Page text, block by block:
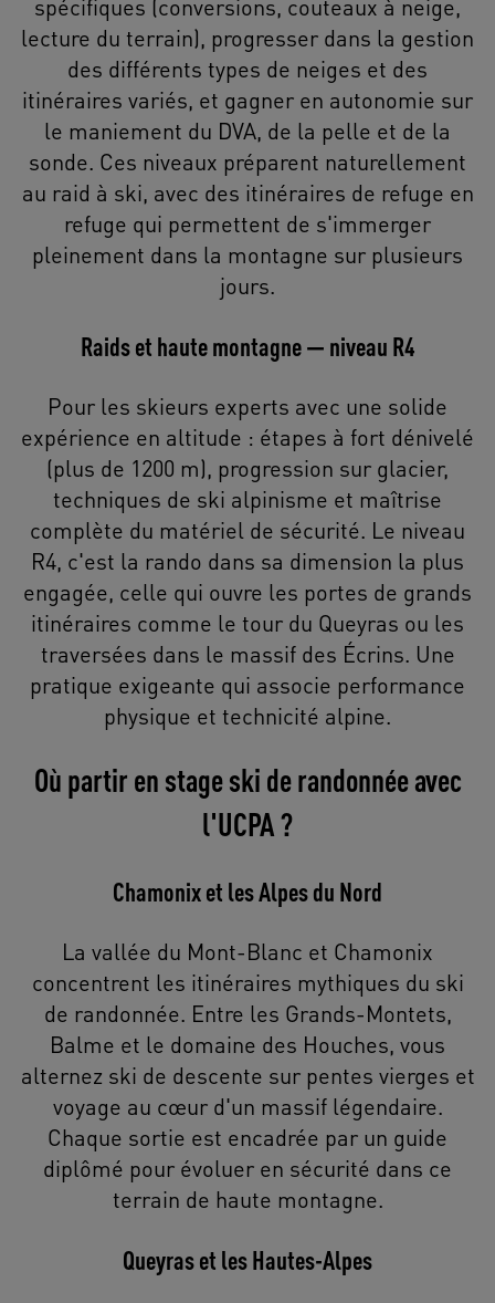
spécifiques (conversions, couteaux à neige,
lecture du terrain), progresser dans la gestion
des différents types de neiges et des
itinéraires variés, et gagner en autonomie sur
le maniement du DVA, de la pelle et de la
sonde. Ces niveaux préparent naturellement
au raid à ski, avec des itinéraires de refuge en
refuge qui permettent de s'immerger
pleinement dans la montagne sur plusieurs
jours.
Raids et haute montagne — niveau R4
Pour les skieurs experts avec une solide
expérience en altitude : étapes à fort dénivelé
(plus de 1200 m), progression sur glacier,
techniques de ski alpinisme et maîtrise
complète du matériel de sécurité. Le niveau
R4, c'est la rando dans sa dimension la plus
engagée, celle qui ouvre les portes de grands
itinéraires comme le tour du Queyras ou les
traversées dans le massif des Écrins. Une
pratique exigeante qui associe performance
physique et technicité alpine.
Où partir en stage ski de randonnée avec
l'UCPA ?
Chamonix et les Alpes du Nord
La vallée du Mont-Blanc et Chamonix
concentrent les itinéraires mythiques du ski
de randonnée. Entre les Grands-Montets,
Balme et le domaine des Houches, vous
alternez ski de descente sur pentes vierges et
voyage au cœur d'un massif légendaire.
Chaque sortie est encadrée par un guide
diplômé pour évoluer en sécurité dans ce
terrain de haute montagne.
Queyras et les Hautes-Alpes